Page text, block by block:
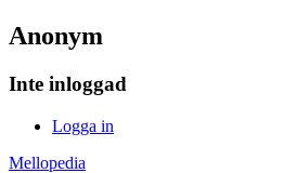
Anonym
Inte inloggad
Logga in
Mellopedia